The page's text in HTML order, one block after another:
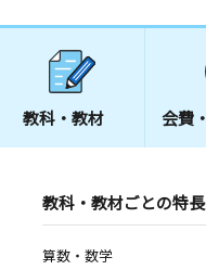
教科・教材 会費・
教科・教材ごとの特長
算数・数学